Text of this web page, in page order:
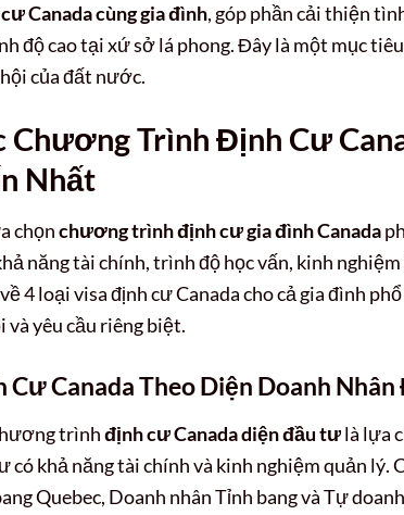
Canada cùng gia đình, góp phần cải thiện
độ cao tại xứ sở lá phong. Đây là một mục
của đất nước.
Chương Trình Định Cư
Nhất
chọnchương trình định cư gia đình Canada
năng tài chính, trình độ học vấn, kinh
4 loại visa định cư Canada cho cả gia đình
và yêu cầu riêng biệt.
Cư Canada Theo Diện Doanh
trìnhđịnh cư Canada diện đầu tưlà lựa
có khả năng tài chính và kinh nghiệm quản
Quebec, Doanh nhân Tỉnh bang và Tự